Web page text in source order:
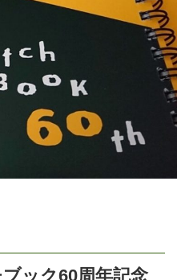
ック60周年記念